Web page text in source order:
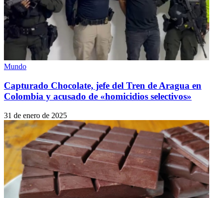
Mundo
Capturado Chocolate, jefe del Tren de Aragua en
Colombia y acusado de «homicidios selectivos»
31 de enero de 2025